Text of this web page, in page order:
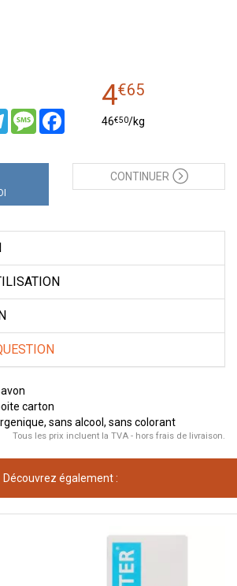
TelegramMessageFacebook
4€65
46€50/kg
CONTINUER
carton
sans alcool, sans colorant
Tous les prix incluent la TVA - hors frais de livraison.
Découvrez également :